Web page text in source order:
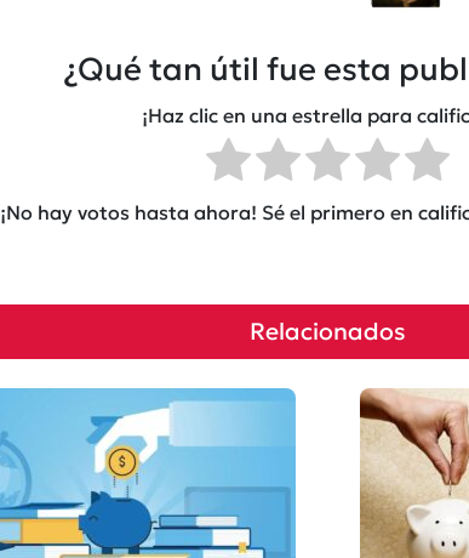
¿Qué tan útil fue esta
¡Haz clic en una estrella para
¡No hay votos hasta ahora! Sé el primero en
Relacionados